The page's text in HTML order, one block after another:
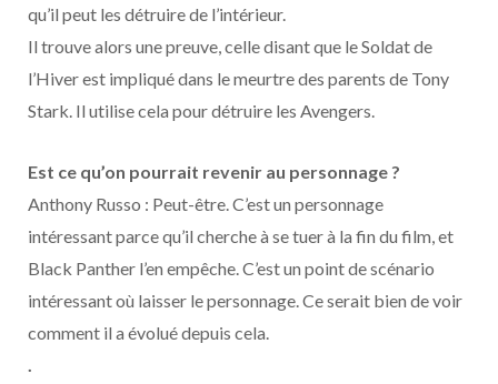
qu’il peut les détruire de l’intérieur.
Il trouve alors une preuve, celle disant que le Soldat de
l’Hiver est impliqué dans le meurtre des parents de Tony
Stark. Il utilise cela pour détruire les Avengers.
Est ce qu’on pourrait revenir au personnage ?
Anthony Russo : Peut-être. C’est un personnage
intéressant parce qu’il cherche à se tuer à la fin du film, et
Black Panther l’en empêche. C’est un point de scénario
intéressant où laisser le personnage. Ce serait bien de voir
comment il a évolué depuis cela.
.